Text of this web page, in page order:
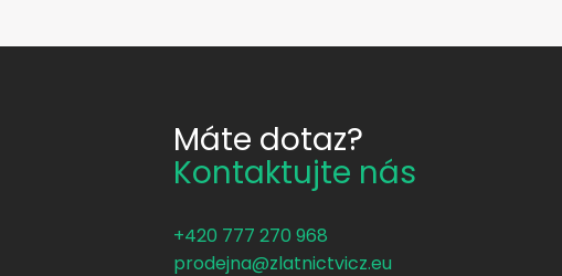
Máte dotaz?
Kontaktujte nás
+420 777 270 968
prodejna@zlatnictvicz.eu